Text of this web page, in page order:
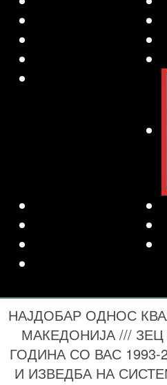
НАЈДОБАР ОДНОС
МАКЕДОНИЈА ///
ГОДИНА СО ВАС
И ИЗВЕДБА НА